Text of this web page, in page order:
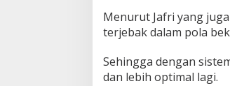
R
D
Menurut Jafri yang
terjebak dalam pola
Sehingga dengan
dan lebih optimal lagi.